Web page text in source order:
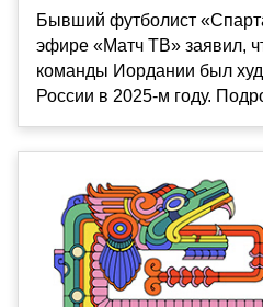
Бывший футболист
эфире «Матч ТВ» заявил,
команды Иордании был
России в 2025‑м году.